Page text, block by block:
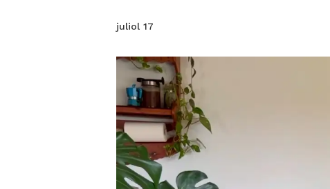
juliol 17